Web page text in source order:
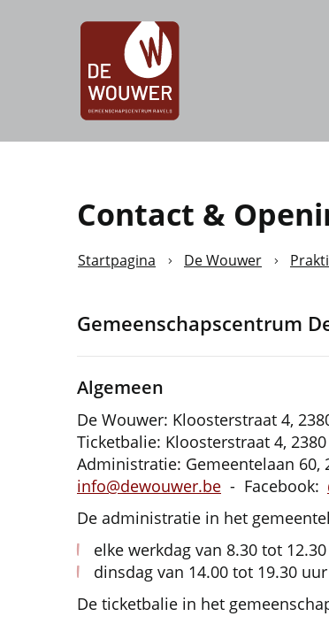
Ravels
Contact &
Startpagina De Wouwer
Gemeenschapscentrum
Algemeen
De Wouwer: Kloosterstraat 4,
Ticketbalie: Kloosterstraat 4,
Administratie: Gemeentelaan 60,
info@dewouwer.be - Facebook:
De administratie in het
elke werkdag van 8.30 tot
dinsdag van 14.00 tot 19.30 uur
De ticketbalie in het